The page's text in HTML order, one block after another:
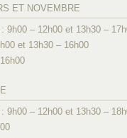
ET NOVEMBRE
9h00 – 12h00 et 13h30 –
et 13h30 – 16h00
9h00 – 12h00 et 13h30 –